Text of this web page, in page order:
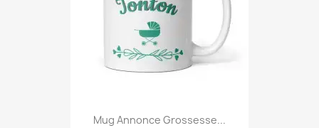
Mug Annonce Grossesse...